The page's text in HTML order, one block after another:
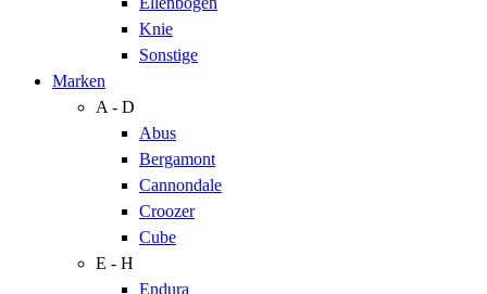
Knie
Sonstige
Marken
A - D
Abus
Bergamont
Cannondale
Croozer
Cube
E - H
Endura